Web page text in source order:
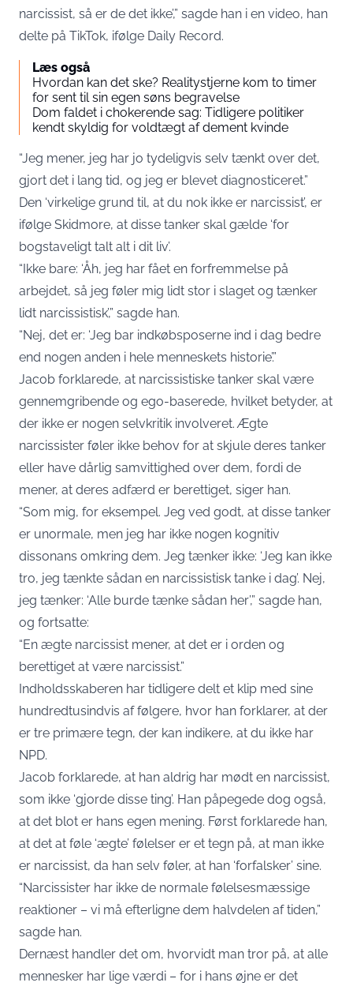
narcissist, så er de det ikke’,” sagde han i en video, han
delte på TikTok, ifølge Daily Record.
Læs også
Hvordan kan det ske? Realitystjerne kom to timer
for sent til sin egen søns begravelse
Dom faldet i chokerende sag: Tidligere politiker
kendt skyldig for voldtægt af dement kvinde
“Jeg mener, jeg har jo tydeligvis selv tænkt over det,
gjort det i lang tid, og jeg er blevet diagnosticeret.”
Den ‘virkelige grund til, at du nok ikke er narcissist’, er
ifølge Skidmore, at disse tanker skal gælde ‘for
bogstaveligt talt alt i dit liv’.
“Ikke bare: ‘Åh, jeg har fået en forfremmelse på
arbejdet, så jeg føler mig lidt stor i slaget og tænker
lidt narcissistisk’,” sagde han.
“Nej, det er: ‘Jeg bar indkøbsposerne ind i dag bedre
end nogen anden i hele menneskets historie’.”
Jacob forklarede, at narcissistiske tanker skal være
gennemgribende og ego-baserede, hvilket betyder, at
der ikke er nogen selvkritik involveret. Ægte
narcissister føler ikke behov for at skjule deres tanker
eller have dårlig samvittighed over dem, fordi de
mener, at deres adfærd er berettiget, siger han.
“Som mig, for eksempel. Jeg ved godt, at disse tanker
er unormale, men jeg har ikke nogen kognitiv
dissonans omkring dem. Jeg tænker ikke: ‘Jeg kan ikke
tro, jeg tænkte sådan en narcissistisk tanke i dag’. Nej,
jeg tænker: ‘Alle burde tænke sådan her’,” sagde han,
og fortsatte:
“En ægte narcissist mener, at det er i orden og
berettiget at være narcissist.”
Indholdsskaberen har tidligere delt et klip med sine
hundredtusindvis af følgere, hvor han forklarer, at der
er tre primære tegn, der kan indikere, at du ikke har
NPD.
Jacob forklarede, at han aldrig har mødt en narcissist,
som ikke ‘gjorde disse ting’. Han påpegede dog også,
at det blot er hans egen mening. Først forklarede han,
at det at føle ‘ægte’ følelser er et tegn på, at man ikke
er narcissist, da han selv føler, at han ‘forfalsker’ sine.
“Narcissister har ikke de normale følelsesmæssige
reaktioner – vi må efterligne dem halvdelen af tiden,”
sagde han.
Dernæst handler det om, hvorvidt man tror på, at alle
mennesker har lige værdi – for i hans øjne er det